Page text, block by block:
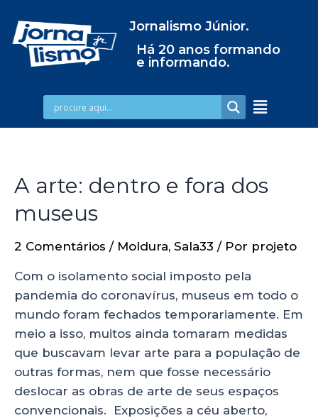
Jornalismo Júnior.
Há 20 anos formando
e informando.
A arte: dentro e fora dos
museus
2 Comentários / Moldura, Sala33 / Por projeto
Com o isolamento social imposto pela
pandemia do coronavírus, museus em todo o
mundo foram fechados temporariamente. Em
meio a isso, muitos ainda tomaram medidas
que buscavam levar arte para a população de
outras formas, nem que fosse necessário
deslocar as obras de arte de seus espaços
convencionais. Exposições a céu aberto,